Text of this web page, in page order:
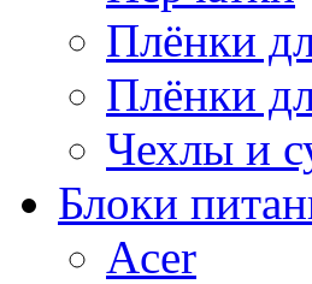
Плёнки
Плёнки
Чехлы и
Блоки
Acer